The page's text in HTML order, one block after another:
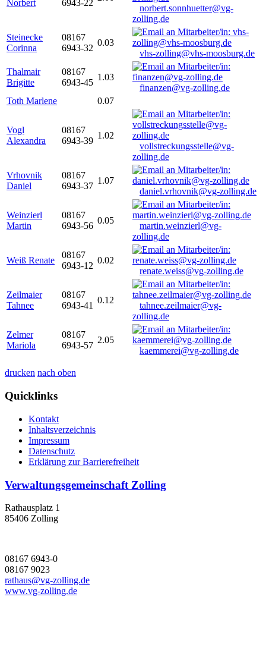
Norbert
6943-22
norbert.sonnhuetter@vg-
zolling.de
Steinecke
Corinna
08167
6943-32
0.03
vhs-zolling@vhs-moosburg.de
Thalmair
Brigitte
08167
6943-45
1.03
finanzen@vg-zolling.de
Toth Marlene
0.07
Vogl
Alexandra
08167
6943-39
1.02
vollstreckungsstelle@vg-
zolling.de
Vrhovnik
Daniel
08167
6943-37
1.07
daniel.vrhovnik@vg-zolling.de
Weinzierl
Martin
08167
6943-56
0.05
martin.weinzierl@vg-
zolling.de
Weiß Renate
08167
6943-12
0.02
renate.weiss@vg-zolling.de
Zeilmaier
Tahnee
08167
6943-41
0.12
tahnee.zeilmaier@vg-
zolling.de
Zelmer
Mariola
08167
6943-57
2.05
kaemmerei@vg-zolling.de
drucken nach oben
Quicklinks
Kontakt
Inhaltsverzeichnis
Impressum
Datenschutz
Erklärung zur Barrierefreiheit
Verwaltungsgemeinschaft Zolling
Rathausplatz 1
85406 Zolling
08167 6943-0
08167 9023
rathaus@vg-zolling.de
www.vg-zolling.de